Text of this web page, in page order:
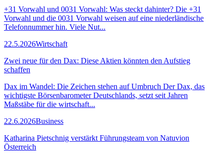
+31 Vorwahl und 0031 Vorwahl: Was steckt dahinter? Die +31
Vorwahl und die 0031 Vorwahl weisen auf eine niederländische
Telefonnummer hin. Viele Nut...
22.5.2026Wirtschaft
Zwei neue für den Dax: Diese Aktien könnten den Aufstieg
schaffen
Dax im Wandel: Die Zeichen stehen auf Umbruch Der Dax, das
wichtigste Börsenbarometer Deutschlands, setzt seit Jahren
Maßstäbe für die wirtschaft...
22.6.2026Business
Katharina Pietschnig verstärkt Führungsteam von Natuvion
Österreich